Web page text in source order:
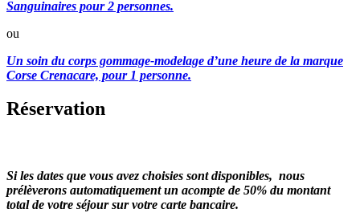
Sanguinaires pour 2 personnes.
ou
Un soin du corps gommage-modelage d’une heure de la marque
Corse Crenacare, pour 1 personne.
Réservation
Si les dates que vous avez choisies sont disponibles, nous
prélèverons automatiquement un acompte de 50% du montant
total de votre séjour sur votre carte bancaire.